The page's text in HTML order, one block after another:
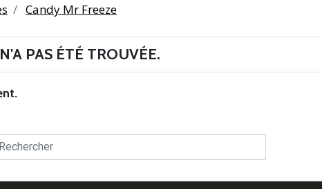
Candy Mr Freeze
PAS ÉTÉ TROUVÉE.